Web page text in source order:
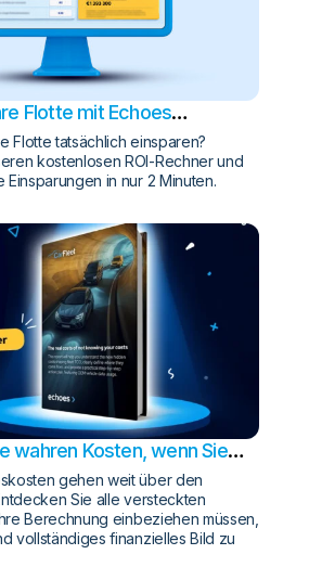
Flotte mit Echoes
Flotte tatsächlich einsparen?
kostenlosen ROI-Rechner und
in nur 2 Minuten.
wahren Kosten, wenn Sie
kennengehen weit über den
Sie alle versteckten
Berechnung einbeziehen müssen,
vollständiges finanzielles Bild zu